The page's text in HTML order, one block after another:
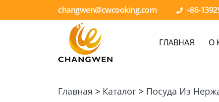
changwen@cwcooking.com +86-
ГЛАВНАЯ О
Главная > Каталог > Посуда Из